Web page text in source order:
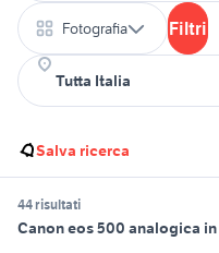
Fotografia Filtri
Salva ricerca
44 risultati
Canon eos 500 analogica